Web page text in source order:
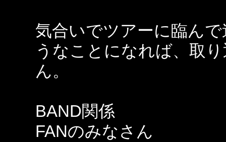
気合いでツアーに臨ん
うなことになれば、取
ん。
BAND関係
FANのみなさん